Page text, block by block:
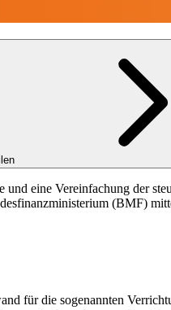
und eine Vereinfachung der
(BMF)
für die sogenannten